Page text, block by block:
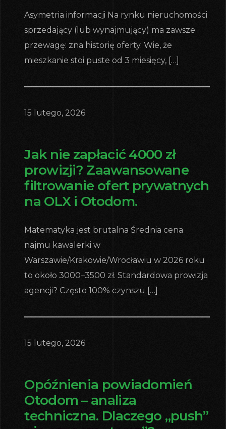
Asymetria informacji Na rynku nieruchomości
sprzedający (lub wynajmujący) ma zawsze
przewagę: zna historię oferty. Wie, że
mieszkanie stoi puste od 3 miesięcy, […]
15 lutego, 2026
Jak nie zapłacić 4000 zł
prowizji? Zaawansowane
filtrowanie ofert prywatnych
na OLX i Otodom.
Matematyka jest brutalna Średnia cena
najmu kawalerki w
Warszawie/Krakowie/Wrocławiu w 2026 roku
to około 3000–3500 zł. Standardowa prowizja
agencji? Często 100% czynszu […]
15 lutego, 2026
Opóźnienia powiadomień
Otodom – analiza
techniczna. Dlaczego „push”